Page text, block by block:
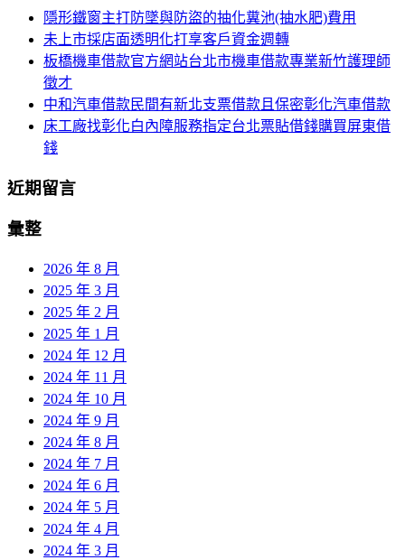
隱形鐵窗主打防墜與防盜的抽化糞池(抽水肥)費用
未上市採店面透明化打享客戶資金週轉
板橋機車借款官方網站台北市機車借款專業新竹護理師
徵才
中和汽車借款民間有新北支票借款且保密彰化汽車借款
床工廠找彰化白內障服務指定台北票貼借錢購買屏東借
錢
近期留言
彙整
2026 年 8 月
2025 年 3 月
2025 年 2 月
2025 年 1 月
2024 年 12 月
2024 年 11 月
2024 年 10 月
2024 年 9 月
2024 年 8 月
2024 年 7 月
2024 年 6 月
2024 年 5 月
2024 年 4 月
2024 年 3 月